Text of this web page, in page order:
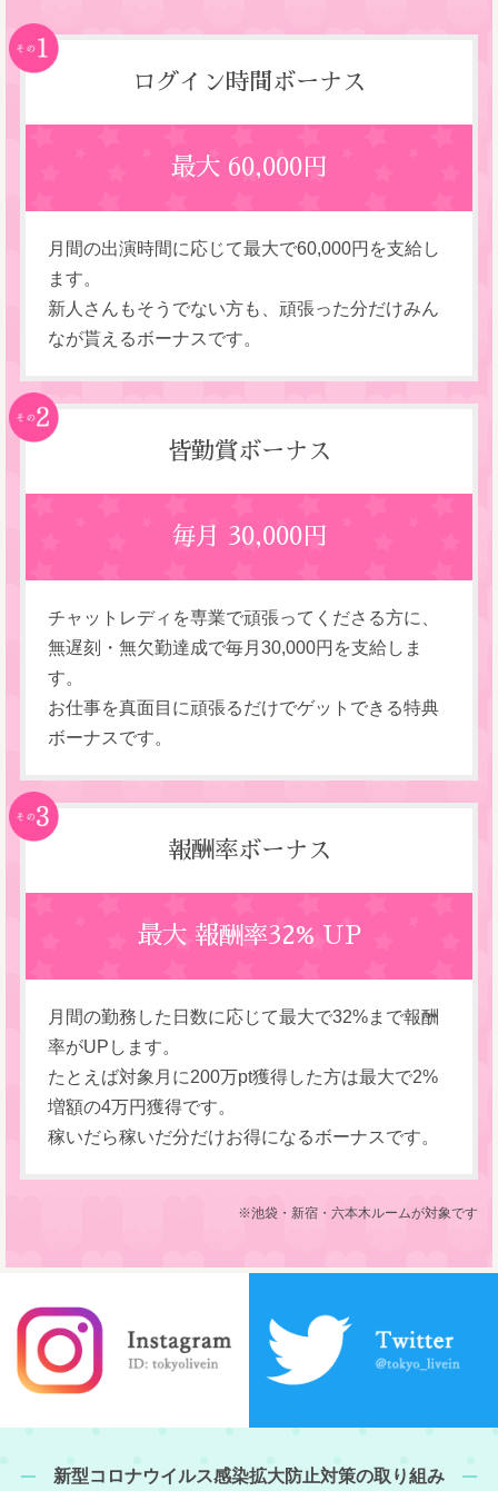
ログイン時間ボーナス
最大 60,000円
月間の出演時間に応じて最大で60,000円を支給し
ます。
新人さんもそうでない方も、頑張った分だけみん
なが貰えるボーナスです。
皆勤賞ボーナス
毎月 30,000円
チャットレディを専業で頑張ってくださる方に、
無遅刻・無欠勤達成で毎月30,000円を支給しま
す。
お仕事を真面目に頑張るだけでゲットできる特典
ボーナスです。
報酬率ボーナス
最大 報酬率32% UP
月間の勤務した日数に応じて最大で32%まで報酬
率がUPします。
たとえば対象月に200万pt獲得した方は最大で2%
増額の4万円獲得です。
稼いだら稼いだ分だけお得になるボーナスです。
※池袋・新宿・六本木ルームが対象です
新型コロナウイルス感染拡大防止対策の取り組み